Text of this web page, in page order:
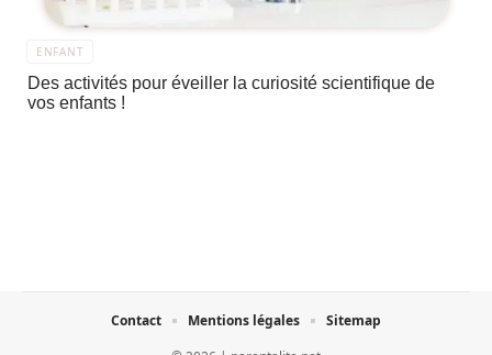
ENFANT
Des activités pour éveiller la curiosité scientifique de
vos enfants !
Contact Mentions légales Sitemap